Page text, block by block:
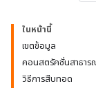
ในหน้านี้
เขตข้อมูล
คอนสตรัคชั่นสาธาร
วิธีการสืบทอด